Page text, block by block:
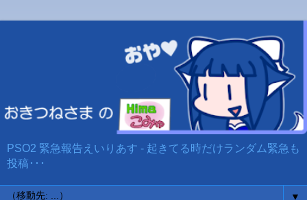
PSO2 緊急報告えいりあす - 起きてる時だけランダム緊急も
投稿･･･
▼